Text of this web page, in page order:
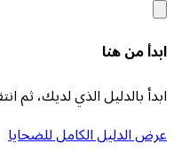
ابدأ من هنا
ابدأ بالدليل الذي لديك، ثم
عرض الدليل الكامل للضحايا